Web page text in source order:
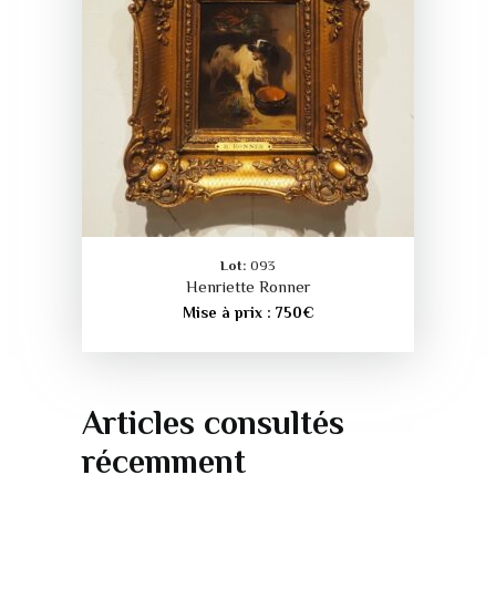
Lot: 093
Henriette Ronner
Mise à prix : 750€
Articles consultés
récemment